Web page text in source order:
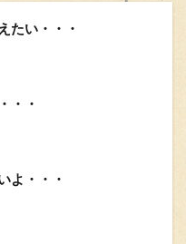
たい・・・
・・
よ・・・